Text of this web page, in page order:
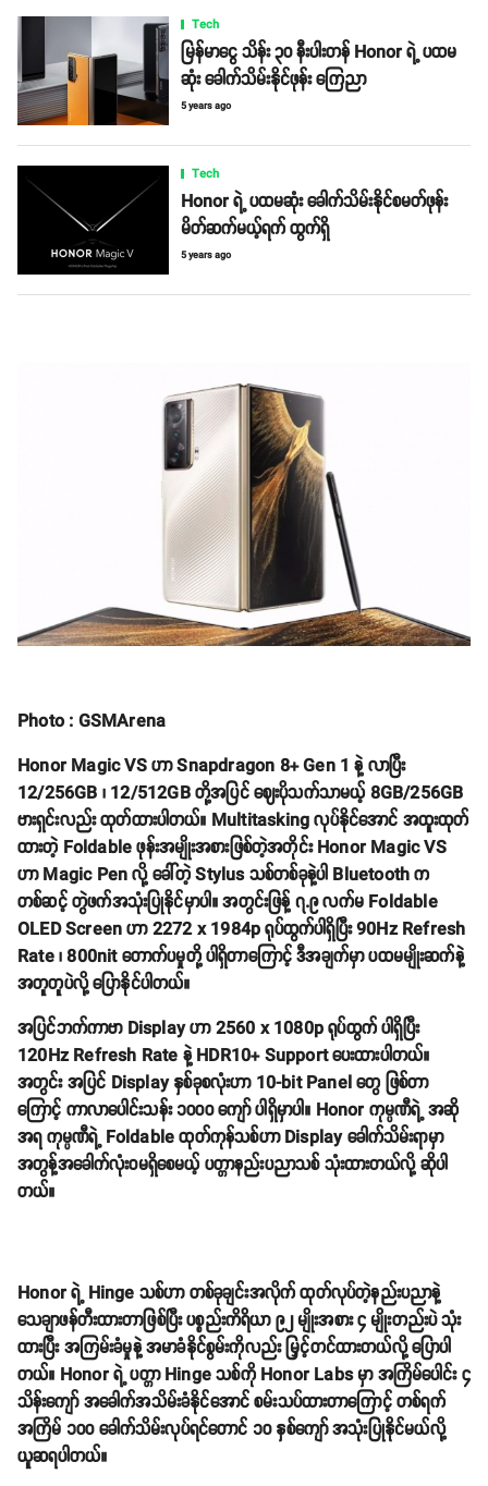
Tech
မြန်မာငွေ သိန်း ၃၀ နီးပါးတန် Honor ရဲ့ ပထမ
ဆုံး ခေါက်သိမ်းနိုင်ဖုန်း ကြေညာ
5 years ago
Tech
Honor ရဲ့ ပထမဆုံး ခေါက်သိမ်းနိုင်စမတ်ဖုန်း
မိတ်ဆက်မယ့်ရက် ထွက်ရှိ
5 years ago
Photo : GSMArena
Honor Magic VS ဟာ Snapdragon 8+ Gen 1 နဲ့ လာပြီး
12/256GB ၊ 12/512GB တို့အပြင် ဈေးပိုသက်သာမယ့် 8GB/256GB
ဗားရှင်းလည်း ထုတ်ထားပါတယ်။ Multitasking လုပ်နိုင်အောင် အထူးထုတ်
ထားတဲ့ Foldable ဖုန်းအမျိုးအစားဖြစ်တဲ့အတိုင်း Honor Magic VS
ဟာ Magic Pen လို့ ခေါ်တဲ့ Stylus သစ်တစ်ခုနဲ့ပါ Bluetooth က
တစ်ဆင့် တွဲဖက်အသုံးပြုနိုင်မှာပါ။ အတွင်းဖြန့် ၇.၉ လက်မ Foldable
OLED Screen ဟာ 2272 x 1984p ရုပ်ထွက်ပါရှိပြီး 90Hz Refresh
Rate ၊ 800nit တောက်ပမှုတို့ ပါရှိတာကြောင့် ဒီအချက်မှာ ပထမမျိုးဆက်နဲ့
အတူတူပဲလို့ ပြောနိုင်ပါတယ်။
အပြင်ဘက်ကာဗာ Display ဟာ 2560 x 1080p ရုပ်ထွက် ပါရှိပြီး
120Hz Refresh Rate နဲ့ HDR10+ Support ပေးထားပါတယ်။
အတွင်း အပြင် Display နှစ်ခုစလုံးဟာ 10-bit Panel တွေ ဖြစ်တာ
ကြောင့် ကာလာပေါင်းသန်း ၁၀၀၀ ကျော် ပါရှိမှာပါ။ Honor ကုမ္ပဏီရဲ့ အဆို
အရ ကုမ္ပဏီရဲ့ Foldable ထုတ်ကုန်သစ်ဟာ Display ခေါက်သိမ်းရာမှာ
အတွန့်အခေါက်လုံးဝမရှိစေမယ့် ပတ္တာနည်းပညာသစ် သုံးထားတယ်လို့ ဆိုပါ
တယ်။
Honor ရဲ့ Hinge သစ်ဟာ တစ်ခုချင်းအလိုက် ထုတ်လုပ်တဲ့နည်းပညာနဲ့
သေချာဖန်တီးထားတာဖြစ်ပြီး ပစ္စည်းကိရိယာ ၉၂ မျိုးအစား ၄ မျိုးတည်းပဲ သုံး
ထားပြီး အကြမ်းခံမှုနဲ့ အမာခံနိုင်စွမ်းကိုလည်း မြှင့်တင်ထားတယ်လို့ ပြောပါ
တယ်။ Honor ရဲ့ ပတ္တာ Hinge သစ်ကို Honor Labs မှာ အကြိမ်ပေါင်း ၄
သိန်းကျော် အခေါက်အသိမ်းခံနိုင်အောင် စမ်းသပ်ထားတာကြောင့် တစ်ရက်
အကြိမ် ၁၀၀ ခေါက်သိမ်းလုပ်ရင်တောင် ၁၀ နှစ်ကျော် အသုံးပြုနိုင်မယ်လို့
ယူဆရပါတယ်။